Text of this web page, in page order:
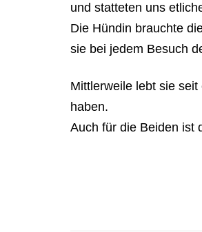
und statteten uns
Die Hündin brauchte
sie bei jedem Besuch
Mittlerweile lebt sie
haben.
Auch für die Beiden ist